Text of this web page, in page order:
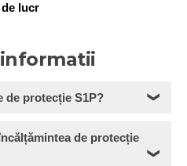
lucr
de protecție S1P? ❯
de protecție
❯